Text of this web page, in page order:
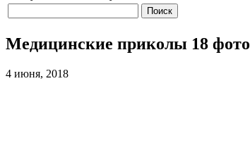
Медицинские приколы 18 фото
4 июня, 2018